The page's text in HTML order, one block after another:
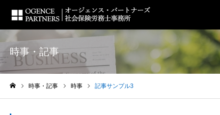
時事・記事
時事・記事 時事 記事サンプル3